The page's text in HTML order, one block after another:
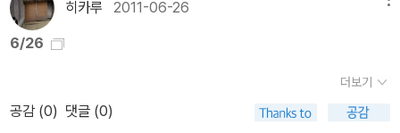
작등으로 나뉘어 지지만 그 속내용은 이탈리아라는 나라와 이탈리아
인들에 대한 진실한 이야기를 바탕으로 하고 있다. 특히 2차 세계대
전에서 패망한 후 만들어진 영화가 많은데, 객관적이면서도 진실한
내용으로 만들어진 영화를 소개하고 있다.미국 영화에 관해서는 78
간에는 집중력이 낮아도 무방한 잡무를 처리하면서 가능하면 자기가
원하는 것을 하면 좋다는 식의 이야기를 했는데, 나중에 보니 니어링
부부가 살아간 모습을 적당하게 각색해서 자기이론을 펼쳤던 것 같
다. 사실 하루에 딱 네 시간의 노동으로 생계를 유지하는건 무척 어려
히카루 2011-06-26
6/26
더보기
공감 (0) 댓글 (0)